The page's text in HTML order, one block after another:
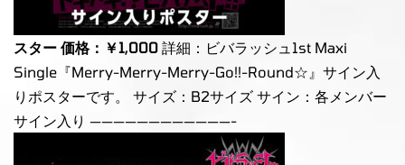
スター 価格：￥1,000 詳細：ビバラッシュ1st Maxi
Single『Merry-Merry-Merry-Go!!-Round☆』サイン入
りポスターです。 サイズ：B2サイズ サイン：各メンバー
サイン入り ————————————-